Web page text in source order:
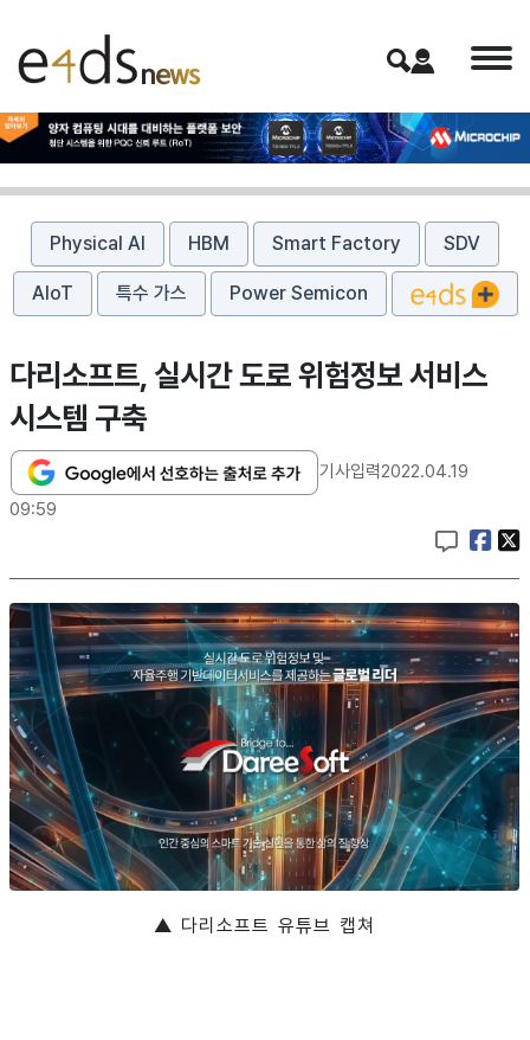
Physical AI HBM Smart Factory SDV
AIoT 특수 가스 Power Semicon
다리소프트, 실시간 도로 위험정보 서비스
시스템 구축
기사입력2022.04.19
09:59
▲ 다리소프트 유튜브 캡쳐